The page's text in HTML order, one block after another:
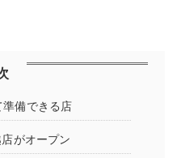
備できる店
がオープン